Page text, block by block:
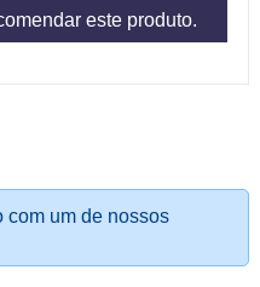
este produto.
com um de nossos